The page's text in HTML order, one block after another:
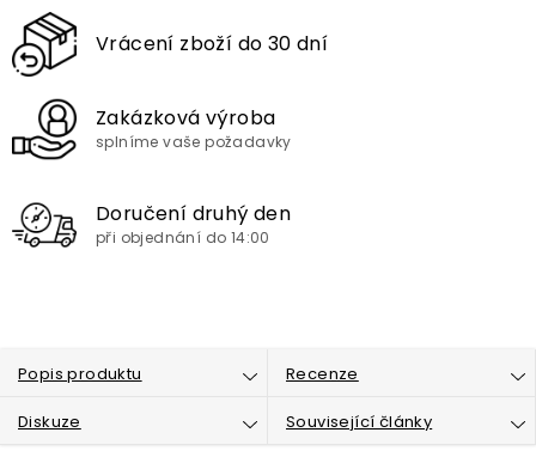
Vrácení zboží do 30 dní
Zakázková výroba
splníme vaše požadavky
Doručení druhý den
při objednání do 14:00
Popis produktu Recenze
Diskuze Související články